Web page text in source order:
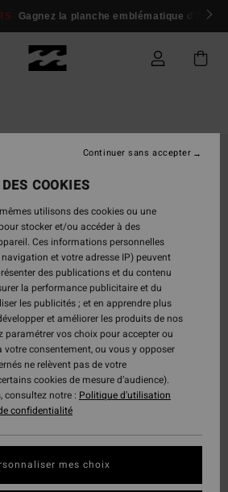
Gagnez la planche emblématique d'Andy
COOKIES
utilisons des cookies ou une
stocker et/ou accéder à des
Ces informations personnelles
et votre adresse IP) peuvent
des publications et du contenu
la performance publicitaire et du
les publicités ; et en apprendre plus
et améliorer les produits de nos
paramétrer vos choix pour accepter ou
consentement, ou vous y opposer
ne relèvent pas de votre
cookies de mesure d’audience).
notre : Politique d'utilisation
confidentialité
mes choix
Continuer sans accepter